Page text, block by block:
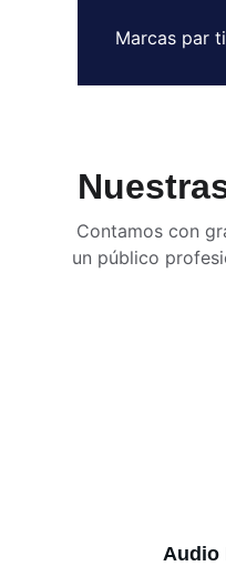
Marcas par ti
Contamos con
un público
Audio